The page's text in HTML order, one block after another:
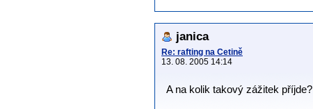
janica
Re: rafting na Cetině
13. 08. 2005 14:14
A na kolik takový zážitek příjde?